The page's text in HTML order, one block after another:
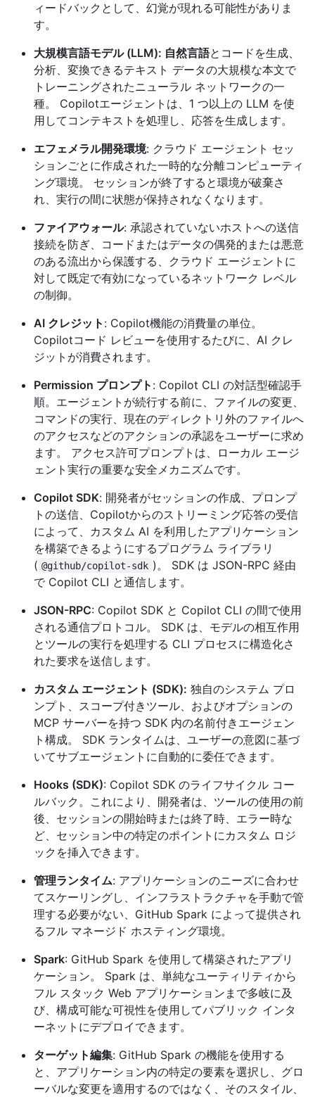
ィードバックとして、幻覚が現れる可能性がありま
す。
大規模言語モデル (LLM): 自然言語とコードを生成、
分析、変換できるテキスト データの大規模な本文で
トレーニングされたニューラル ネットワークの一
種。 Copilotエージェントは、1 つ以上の LLM を使
用してコンテキストを処理し、応答を生成します。
エフェメラル開発環境: クラウド エージェント セッ
ションごとに作成された一時的な分離コンピューティ
ング環境。 セッションが終了すると環境が破棄さ
れ、実行の間に状態が保持されなくなります。
ファイアウォール: 承認されていないホストへの送信
接続を防ぎ、コードまたはデータの偶発的または悪意
のある流出から保護する、クラウド エージェントに
対して既定で有効になっているネットワーク レベル
の制御。
AI クレジット : Copilot機能の消費量の単位。
Copilotコード レビューを使用するたびに、AI クレ
ジットが消費されます。
Permission プロンプト : Copilot CLI の対話型確認手
順。エージェントが続行する前に、ファイルの変更、
コマンドの実行、現在のディレクトリ外のファイルへ
のアクセスなどのアクションの承認をユーザーに求め
ます。 アクセス許可プロンプトは、ローカル エージ
ェント実行の重要な安全メカニズムです。
Copilot SDK: 開発者がセッションの作成、プロンプ
トの送信、Copilotからのストリーミング応答の受信
によって、カスタム AI を利用したアプリケーション
を構築できるようにするプログラム ライブラリ
( @github/copilot-sdk )。 SDK は JSON-RPC 経由
で Copilot CLI と通信します。
JSON-RPC: Copilot SDK と Copilot CLI の間で使用
される通信プロトコル。 SDK は、モデルの相互作用
とツールの実行を処理する CLI プロセスに構造化さ
れた要求を送信します。
カスタム エージェント (SDK): 独自のシステム プロ
ンプト、スコープ付きツール、およびオプションの
MCP サーバーを持つ SDK 内の名前付きエージェン
ト構成。 SDK ランタイムは、ユーザーの意図に基づ
いてサブエージェントに自動的に委任できます。
Hooks (SDK): Copilot SDK のライフサイクル コー
ルバック。これにより、開発者は、ツールの使用の前
後、セッションの開始時または終了時、エラー時な
ど、セッション中の特定のポイントにカスタム ロジ
ックを挿入できます。
管理ランタイム: アプリケーションのニーズに合わせ
てスケーリングし、インフラストラクチャを手動で管
理する必要がない、GitHub Spark によって提供され
るフル マネージド ホスティング環境。
Spark: GitHub Spark を使用して構築されたアプリ
ケーション。 Spark は、単純なユーティリティから
フル スタック Web アプリケーションまで多岐に及
び、構成可能な可視性を使用してパブリック インタ
ーネットにデプロイできます。
ターゲット編集: GitHub Spark の機能を使用する
と、アプリケーション内の特定の要素を選択し、グロ
ーバルな変更を適用するのではなく、そのスタイル、